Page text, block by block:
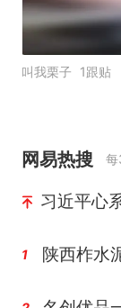
叫我栗子 1跟贴
网易热搜
习近平心
1 陕西柞水